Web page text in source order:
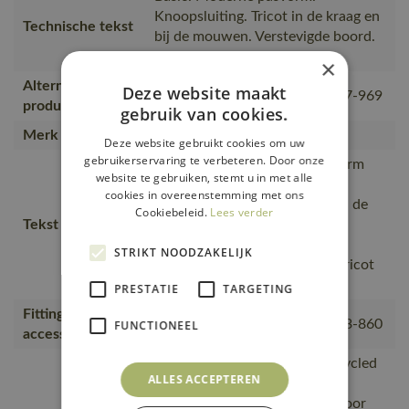
Technische tekst
Knoopsluiting. Tricot in de kraag en
bij de mouwen. Verstevigde boord.
Borstzak.
Alternatieve
producten
17083-941, 00783-260, 51587-969
Merk
Tekst usp
Moderne, comfortabele pasvorm
met een optimale
bewegingsvrijheid., De naad in de
voorkomen., Knoopsluiting., Tricot
kraag.
Fitting
accessories
18050-802, 50602-010, 50143-860
is gemaakt van of bevat gerecycled
materiaal, Van productie naar
magazijnen getransporteerd door
×
Deze website maakt
gebruik van cookies.
Deze website gebruikt cookies om uw
gebruikerservaring te verbeteren. Door onze
website te gebruiken, stemt u in met alle
cookies in overeenstemming met ons
Cookiebeleid. Lees verder
STRIKT NOODZAKELIJK
PRESTATIE TARGETING
FUNCTIONEEL
ALLES ACCEPTEREN